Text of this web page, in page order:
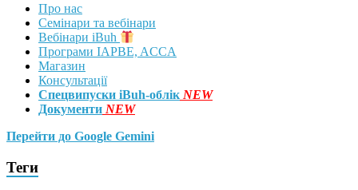
Про нас
Семінари та вебінари
Вебінари iBuh
Програми IAPBE, ACCA
Магазин
Консультації
Спецвипуски iBuh-облік NEW
Документи NEW
Перейти до Google Gemini
Теги